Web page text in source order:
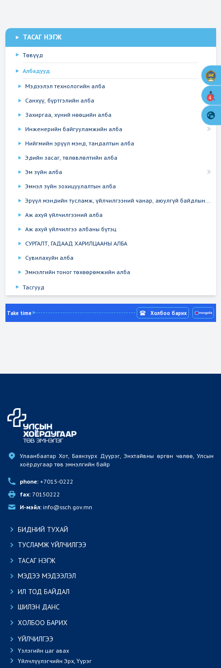
ТАСАГ НЭГЖ
Төвүүд
Албадууд
Мэдээлэл технологийн алба
Санхүү, бүртгэлийн алба
Захиргаа, хүний нөөцийн алба
Инженерийн байгууламжийн алба
Нийгмийн эрүүл мэнд, тандалтын алба
Эдийн засаг, төлөвлөлтийн алба
Эм зүйн алба
Эмнэл зүйн зохицуулалтын алба
Эрүүл мэндийн тусламж, үйлчилгээний чанар, аюулгүй байдлын...
Аж ахуй үйлчилгээний алба
Аж ахуй үйлчилгээ албаны бүтэц
СУРГАЛТ, ГАДААД ХАРИЛЦААНЫ АЛБА
Сувилахуйн алба
Эмнэлгийн тоног төхөөрөмжийн алба
Тасгууд
Take time Холбоо барих
Улаанбаатар Хот, Баянзүрх Дүүрэг, Энхтайвны өргөн чөлөө, Улсын
хоёрдугаар төв эмнэлгийн байр
phone: +7015-0222
fax: 70150222
И-мэйл: info@ssch.gov.mn
БИДНИЙ ТУХАЙ
ТУСЛАМЖ ҮЙЛЧИЛГЭЭ
ТАСАГ НЭГЖ
МЭДЭЭ МЭДЭЭЛЭЛ
ИЛ ТОД БАЙДАЛ
ШИЛЭН ДАНС
ХОЛБОО БАРИХ
ҮЙЛЧИЛГЭЭ
Үзлэгийн цаг авах
Үйлчлүүлэгчийн Эрх, Үүрэг
4